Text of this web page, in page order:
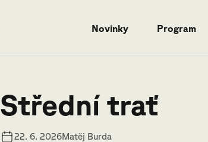
Novinky Program
Střední trať
22. 6. 2026Matěj Burda